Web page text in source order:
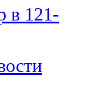
в 121-